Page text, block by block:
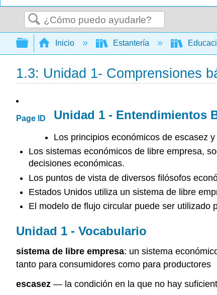
Buscar
Expandir/contraer jerarquía global
Inicio Estantería
1.3: Unidad 1- Comprensiones
Page ID Unidad 1 - Entendimientos
Los principios económicos de escasez
Los sistemas económicos de libre empresa,
decisiones económicas.
Los puntos de vista de diversos filósofos
Estados Unidos utiliza un sistema de libre
El modelo de flujo circular puede ser utilizado
Unidad 1 - Vocabulario
sistema de libre empresa: un sistema
tanto para consumidores como para productores
escasez — la condición en la que no hay